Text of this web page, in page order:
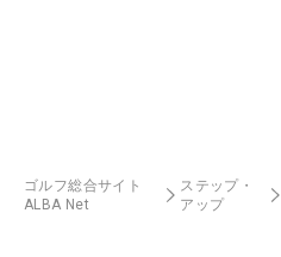
ゴルフ総合サイト
ALBA Net
ステップ・
アップ